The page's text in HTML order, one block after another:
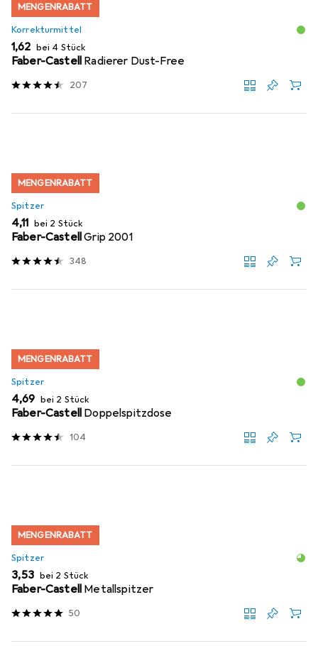
MENGENRABATT
Korrekturmittel
EUR
1,62 bei 4 Stück
Faber-Castell Radierer Dust-Free
207
MENGENRABATT
Spitzer
EUR
4,11 bei 2 Stück
Faber-CastellGrip 2001
348
MENGENRABATT
Spitzer
EUR
4,69 bei 2 Stück
Faber-Castell Doppelspitzdose
104
MENGENRABATT
Spitzer
EUR
3,53 bei 2 Stück
Faber-Castell Metallspitzer
50